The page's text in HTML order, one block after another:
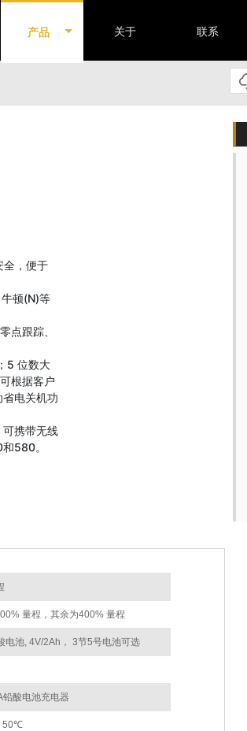
产品 关于 联系
全，便于
顿(N)等
点跟踪、
5 位数大
根据客户
电关机功
携带无线
580。
量程，其余为400% 量程
电池, 4V/2Ah， 3节5号电池可选
酸电池充电器
50℃